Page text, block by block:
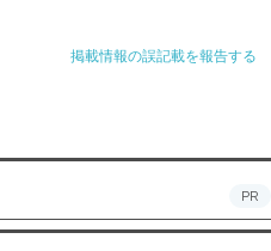
掲載情報の誤記載を報告する
PR